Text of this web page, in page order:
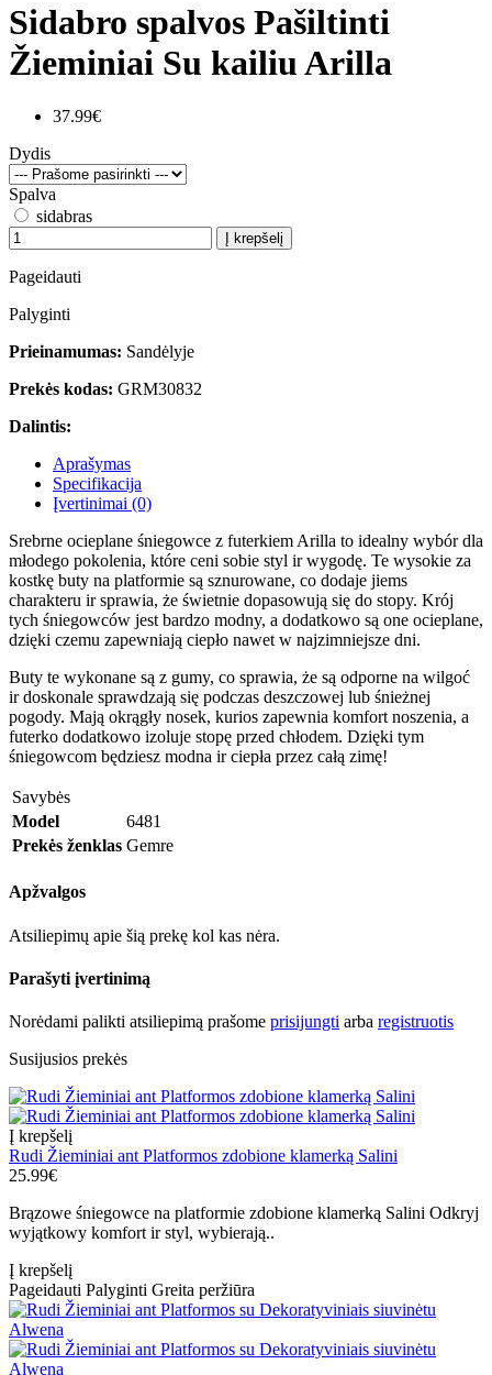
Sidabro spalvos Pašiltinti
Žieminiai Su kailiu Arilla
37.99€
Dydis
Spalva
sidabras
Į krepšelį
Pageidauti
Palyginti
Prieinamumas: Sandėlyje
Prekės kodas: GRM30832
Dalintis:
Aprašymas
Specifikacija
Įvertinimai (0)
Srebrne ocieplane śniegowce z futerkiem Arilla to idealny wybór dla
młodego pokolenia, które ceni sobie styl ir wygodę. Te wysokie za
kostkę buty na platformie są sznurowane, co dodaje jiems
charakteru ir sprawia, że świetnie dopasowują się do stopy. Krój
tych śniegowców jest bardzo modny, a dodatkowo są one ocieplane,
dzięki czemu zapewniają ciepło nawet w najzimniejsze dni.
Buty te wykonane są z gumy, co sprawia, że są odporne na wilgoć
ir doskonale sprawdzają się podczas deszczowej lub śnieżnej
pogody. Mają okrągły nosek, kurios zapewnia komfort noszenia, a
futerko dodatkowo izoluje stopę przed chłodem. Dzięki tym
śniegowcom będziesz modna ir ciepła przez całą zimę!
Savybės
Model
6481
Prekės ženklas Gemre
Apžvalgos
Atsiliepimų apie šią prekę kol kas nėra.
Parašyti įvertinimą
Norėdami palikti atsiliepimą prašome prisijungti arba registruotis
Susijusios prekės
Į krepšelį
Rudi Žieminiai ant Platformos zdobione klamerką Salini
25.99€
Brązowe śniegowce na platformie zdobione klamerką Salini Odkryj
wyjątkowy komfort ir styl, wybierają..
Į krepšelį
Pageidauti Palyginti Greita peržiūra